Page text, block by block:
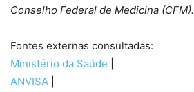
Conselho Federal de Medicina (CFM).
Fontes externas consultadas:
Ministério da Saúde
ANVISA